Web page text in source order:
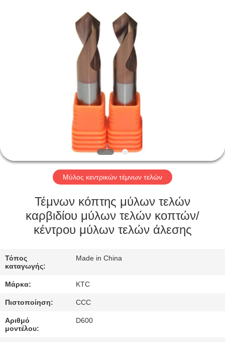
ΓΎΡΟΣ
ΕΡΓΟΣΤΑΣΊΩΝ
ΠΟΙΟΤΙΚΌΣ
ΈΛΕΓΧΟΣ
ΜΑΣ
ΕΛΆΤΕ
ΕΠΑΦΉ
ΜΕ
Μύλος κεντρικών τέμνων τελών
Τέμνων κόπτης μύλων τελών
καρβιδίου μύλων τελών κοπτών/
κέντρου μύλων τελών άλεσης
Τόπος
καταγωγής:
Made in China
Μάρκα: KTC
Πιστοποίηση: CCC
Αριθμό
μοντέλου:
D600